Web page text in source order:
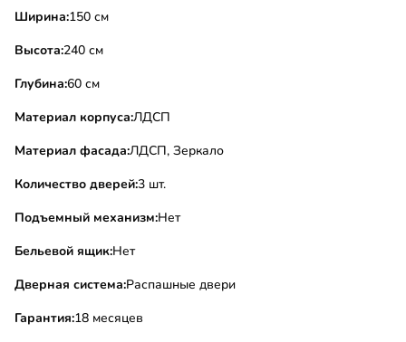
Ширина:150 см
Высота:240 см
Глубина:60 см
Материал корпуса:ЛДСП
Материал фасада:ЛДСП, Зеркало
Количество дверей:3 шт.
Подъемный механизм:Нет
Бельевой ящик:Нет
Дверная система:Распашные двери
Гарантия:18 месяцев